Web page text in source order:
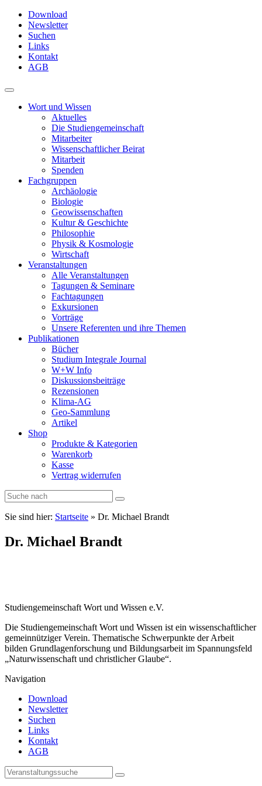
Skip
main
content
Download
Newsletter
Suchen
Links
Kontakt
AGB
Toggle
navigationWort und Wissen
Aktuelles
Die Studiengemeinschaft
Mitarbeiter
Wissenschaftlicher Beirat
Mitarbeit
Spenden
Fachgruppen
Archäologie
Biologie
Geowissenschaften
Kultur & Geschichte
Philosophie
Physik & Kosmologie
Wirtschaft
Veranstaltungen
Alle Veranstaltungen
Tagungen & Seminare
Fachtagungen
Exkursionen
Vorträge
Unsere Referenten und ihre Themen
Publikationen
Bücher
Studium Integrale Journal
W+W Info
Diskussionsbeiträge
Rezensionen
Klima-AG
Geo-Sammlung
Artikel
Shop
Produkte & Kategorien
Warenkorb
Kasse
Vertrag widerrufen
Sie sind hier: Startseite » Dr. Michael Brandt
Dr. Michael Brandt
Studiengemeinschaft Wort und Wissen e.V.
Die Studiengemeinschaft Wort und Wissen ist ein wissenschaftlicher
gemeinnütziger Verein. Thematische Schwerpunkte der Arbeit
bilden Grundlagenforschung und Bildungsarbeit im Spannungsfeld
„Naturwissenschaft und christlicher Glaube“.
Navigation
Download
Newsletter
Suchen
Links
Kontakt
AGB